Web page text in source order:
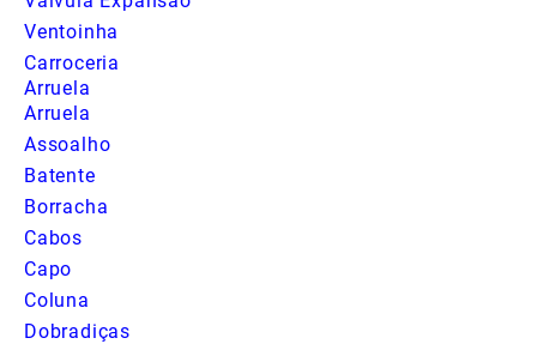
Ventoinha
Carroceria
Arruela
Arruela
Assoalho
Batente
Borracha
Cabos
Capo
Coluna
Dobradiças